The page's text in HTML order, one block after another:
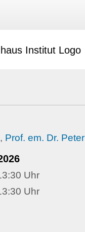
, Prof. em. Dr.
Uhr
Uhr